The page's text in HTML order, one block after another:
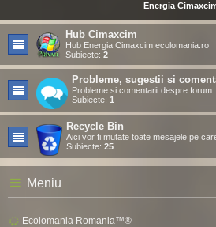
Energia
Hub Cimaxcim
Hub Energia Cimaxcim ecolomania.ro
Subiecte: 2
Probleme, sugestii si
Probleme si comentarii despre forum
Subiecte: 1
Recycle Bin
Aici vor fi mutate toate mesajele pe
Subiecte: 25
Meniu
Ecolomania Romania™®